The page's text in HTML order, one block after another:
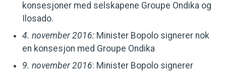
konsesjoner med selskapene Groupe Ondika og
Ilosado.
4. november 2016: Minister Bopolo signerer nok
en konsesjon med Groupe Ondika
9. november 2016: Minister Bopolo signerer